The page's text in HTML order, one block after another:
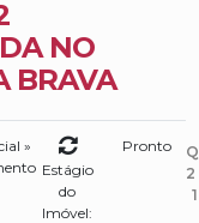
NO
BRAVA
»
Estágio
do
Imóvel:
Pronto